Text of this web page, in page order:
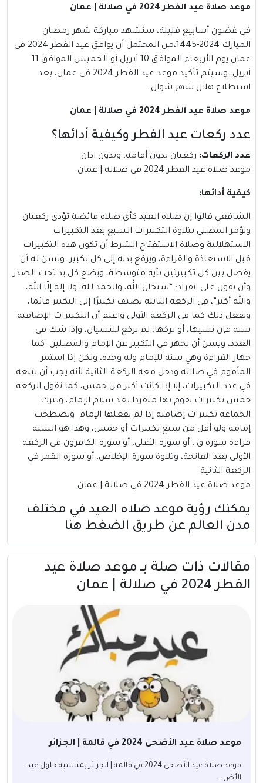
موعد صلاة عيد الفطر 2024 في صلالة | عمان
في غضون أسابيع قليلة، سنشهد مباركة شهر رمضان
المبارك 2024-1445،من المحتمل أن يوافق عيد الفطر 2024 فى
عمان يوم الأربعاء الموافق 10 أبريل أو الخميس الموافق 11
أبريل، وسيتم تأكيد موعد عيد الفطر 2024 فى عمان، بعد
استطلاع هلال شهر شوال.
موعد صلاة عيد الفطر 2024 في صلالة | عمان
عدد ركعات عيد الفطر وكيفية أدائها؟
عدد الركعات: ركعتان بدون أقامه، وبدون اذان
موعد صلاة عيد الفطر 2024 في صلالة | عمان
كيفية أدائها:
الشافعي قالوا إن صلاة العيد كأي صلاة فائضة تؤدى ركعتان
ويؤمر المصلي بتلاوة التكبيرات السبع بعد التكبيرات
الاستهلالية وصلاة الاستفتاح الشرط أن تكون هذه التكبيرات
قبل الاستعاذة والقراءة، ويرفع يديه إلى كل تكبير، ويسن له أن
يفصل بين كل تكبيرتين بآية متوسطة، ويضع كل يد تحت الصدر
وأن نقول على انفراد: “سبحان الله، والحمد لله، ولا إله إلّا الله،
والله أكبر”، في الركعة الثانية يضيف تكبيرًا إلى التكبير قائما،
ويفعل ذلك كما في الركعة الأولى واعلم أن التكبيرات الإضافية
سنة فإن نسيها، أو تركها: لم يركع للنسيان، وإذا شك في
العدد، ويسن أن يجهر في التكبير عن الإمام والمصلين كما
جهار القراءة وهي سنة للإمام وله وحده، ولكن إذا استمر
المأموم في صلاته ودخل معه الركعة الثانية لأنه يجب أن يتبعه
في عدد التكبيرات، إلا إذا كانت أكبر من خمس، كما تقول الركعة
خمس تكبيرات يقوم بها منفردا بعد سلام الإمام، وتترك
الجماعة تكبيرات إضافية إذا لم يفعلها الإمام ويصطحب
إمامه ولو أقل من سبع تكبيرات أو خمس، وهذا هو السنة
قراءة سورة ق ، أو سورة الأعلى، أو سورة الكافرون في الركعة
الأولى بعد الفاتحة، وتلاوة سورة الإخلاص، أو سورة القمر في
الركعة الثانية
موعد صلاة عيد الفطر 2024 في صلالة | عمان.
يمكنك رؤية موعد صلاه العيد في مختلف
مدن العالم عن طريق الضغط هنا
مقالات ذات صلة بــ موعد صلاة عيد
الفطر 2024 في صلالة | عمان
موعد صلاة عيد الأضحى 2024 في قالمة | الجزائر
موعد صلاة عيد الأضحى 2024 في قالمة | الجزائر بمناسبة حلول عيد
الأض...